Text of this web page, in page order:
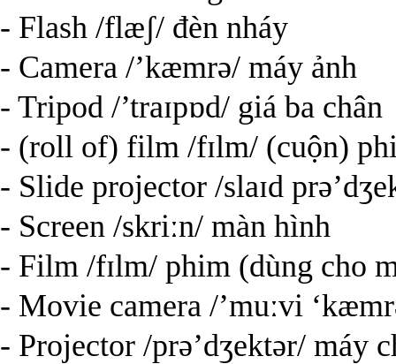
- Flash /flæʃ/ đèn nháy
- Camera /’kæmrə/ máy ảnh
- Tripod /’traɪpɒd/ giá ba chân
- (roll of) film /fɪlm/ (cuộn)
- Slide projector /slaɪd
- Screen /skriːn/ màn hình
- Film /fɪlm/ phim (dùng cho
- Movie camera /’muːvi
- Projector /prə’dʒektər/ máy